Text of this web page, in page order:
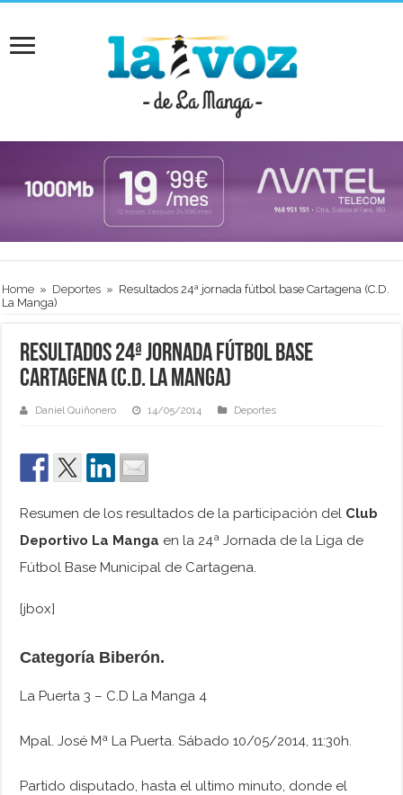
Home » Deportes » Resultados 24ª jornada fútbol base Cartagena (C.D.
La Manga)
Resultados 24ª jornada fútbol base
Cartagena (C.D. La Manga)
Daniel Quiñonero 14/05/2014 Deportes
Resumen de los resultados de la participación del Club
Deportivo La Manga en la 24ª Jornada de la Liga de
Fútbol Base Municipal de Cartagena.
[jbox]
Categoría Biberón.
La Puerta 3 – C.D La Manga 4
Mpal. José Mª La Puerta. Sábado 10/05/2014, 11:30h.
Partido disputado, hasta el ultimo minuto, donde el